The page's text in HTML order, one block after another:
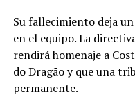
Su fallecimiento deja
en el equipo. La
rendirá homenaje a
do Dragão y que una
permanente.